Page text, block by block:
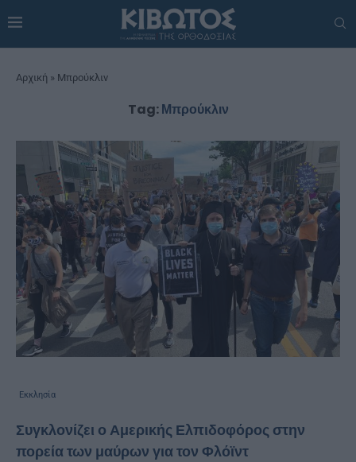
Αρχική » Μπρούκλιν
Tag:Μπρούκλιν
Εκκλησία
Συγκλονίζει ο Αμερικής Ελπιδοφόρος στην
πορεία των μαύρων για τον Φλόϊντ